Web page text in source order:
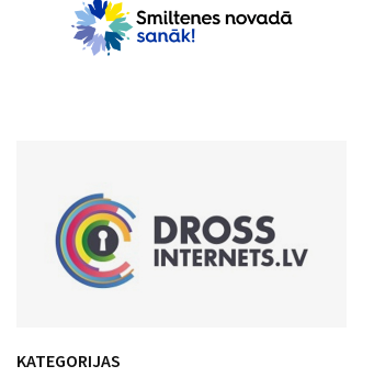
KATEGORIJAS